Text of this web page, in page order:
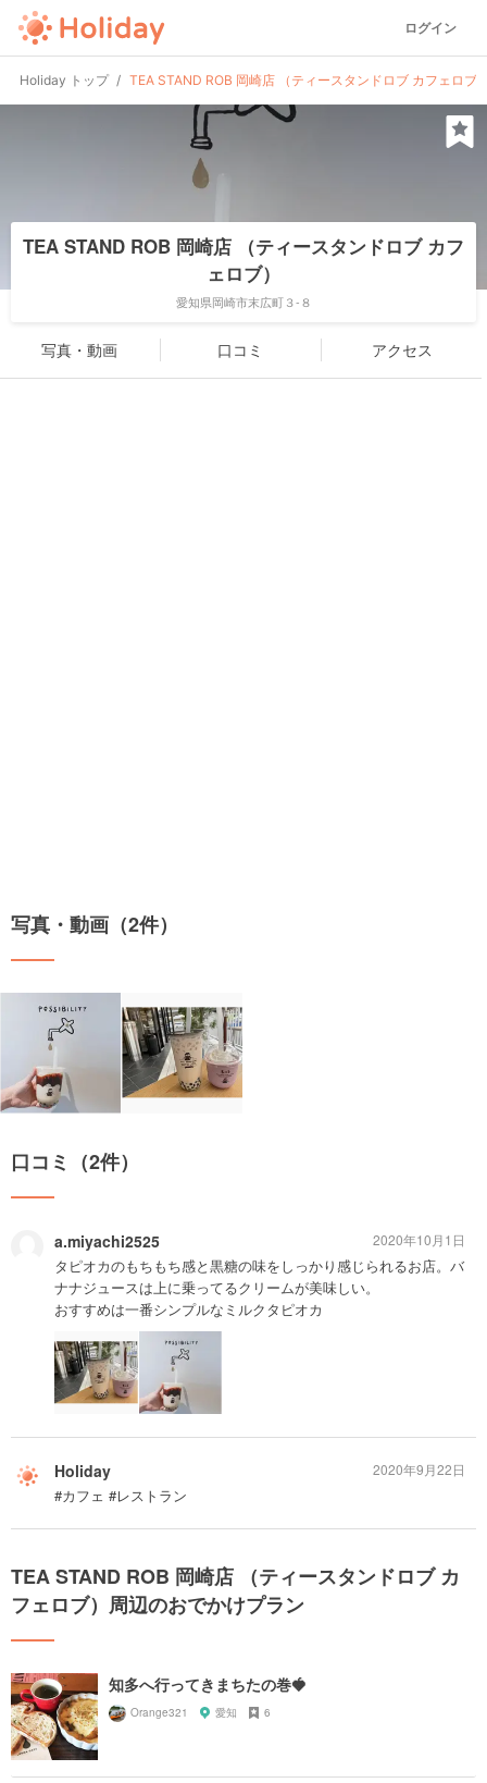
ログイン
Holiday トップ TEA STAND ROB 岡崎店 （ティースタンドロブ カフェロブ
TEA STAND ROB 岡崎店 （ティースタンドロブ カフ
ェロブ）
愛知県岡崎市末広町３-８
写真・動画 口コミ アクセス
写真・動画（2件）
口コミ（2件）
a.miyachi2525
タピオカのもちもち感と黒糖の味をしっかり感じられるお店。バ
ナナジュースは上に乗ってるクリームが美味しい。
おすすめは一番シンプルなミルクタピオカ
2020年10月1日
Holiday
#カフェ #レストラン
2020年9月22日
TEA STAND ROB 岡崎店 （ティースタンドロブ カ
フェロブ）周辺のおでかけプラン
知多へ行ってきまちたの巻🍓
Orange321 愛知 6